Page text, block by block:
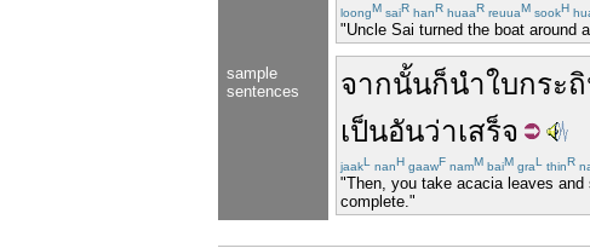
sample
sentences
loongM saiR hanR huaaR reuuaM sookH
"Uncle Sai turned the boat around
จากนั้นก็นำใบกระ
เป็นอันว่าเสร็จ
jaakL nanH gaawF namM baiM graL thinR
"Then, you take acacia leaves
complete."